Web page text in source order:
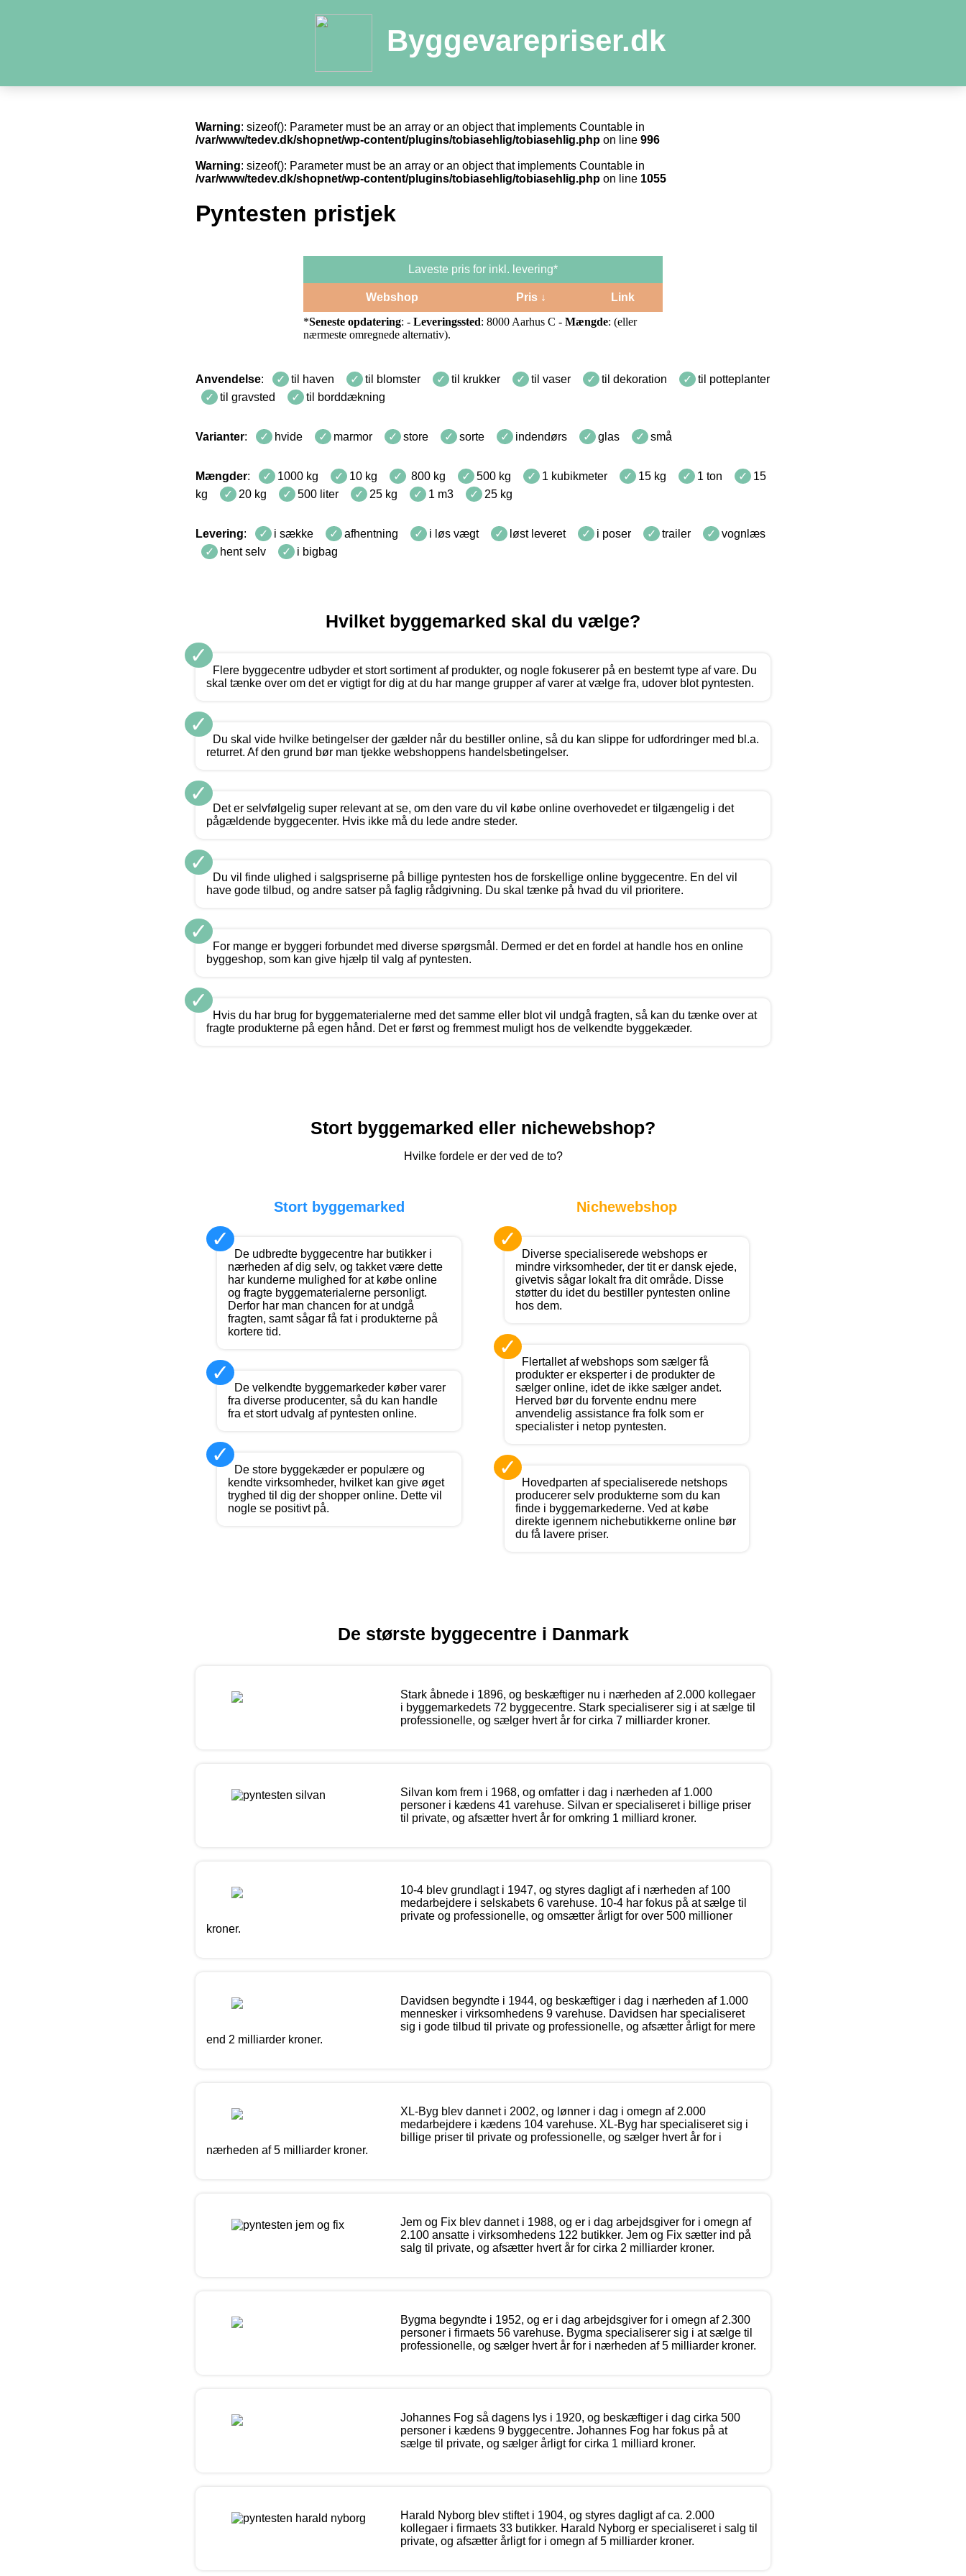
Byggevarepriser.dk
Warning: sizeof(): Parameter must be an array or an object that implements Countable in
/var/www/tedev.dk/shopnet/wp-content/plugins/tobiasehlig/tobiasehlig.php on line 996
Warning: sizeof(): Parameter must be an array or an object that implements Countable in
/var/www/tedev.dk/shopnet/wp-content/plugins/tobiasehlig/tobiasehlig.php on line 1055
Pyntesten pristjek
Laveste pris for inkl. levering*
Webshop Pris ↓
Link
*Seneste opdatering: - Leveringssted: 8000 Aarhus C - Mængde: (eller
nærmeste omregnede alternativ).
Anvendelse: til haven til blomster til krukker til vaser til dekoration
til potteplanter
til gravsted
til borddækning
Varianter: hvide marmor store sorte indendørs glas små
Mængder: 1000 kg 10 kg 800 kg 500 kg 1 kubikmeter 15 kg 1 ton
15
kg
20 kg 500 liter 25 kg 1 m3 25 kg
Levering: i sække afhentning i løs vægt løst leveret i poser trailer
vognlæs
hent selv
i bigbag
Hvilket byggemarked skal du vælge?
✓
Flere byggecentre udbyder et stort sortiment af produkter, og nogle fokuserer på en bestemt type af vare. Du
skal tænke over om det er vigtigt for dig at du har mange grupper af varer at vælge fra, udover blot pyntesten.
✓
Du skal vide hvilke betingelser der gælder når du bestiller online, så du kan slippe for udfordringer med bl.a.
returret. Af den grund bør man tjekke webshoppens handelsbetingelser.
✓
Det er selvfølgelig super relevant at se, om den vare du vil købe online overhovedet er tilgængelig i det
pågældende byggecenter. Hvis ikke må du lede andre steder.
✓
Du vil finde ulighed i salgspriserne på billige pyntesten hos de forskellige online byggecentre. En del vil
have gode tilbud, og andre satser på faglig rådgivning. Du skal tænke på hvad du vil prioritere.
✓
For mange er byggeri forbundet med diverse spørgsmål. Dermed er det en fordel at handle hos en online
byggeshop, som kan give hjælp til valg af pyntesten.
✓
Hvis du har brug for byggematerialerne med det samme eller blot vil undgå fragten, så kan du tænke over at
fragte produkterne på egen hånd. Det er først og fremmest muligt hos de velkendte byggekæder.
Stort byggemarked eller nichewebshop?
Hvilke fordele er der ved de to?
Stort byggemarked
✓
De udbredte byggecentre har butikker i
nærheden af dig selv, og takket være dette
har kunderne mulighed for at købe online
og fragte byggematerialerne personligt.
Derfor har man chancen for at undgå
fragten, samt sågar få fat i produkterne på
kortere tid.
✓
De velkendte byggemarkeder køber varer
fra diverse producenter, så du kan handle
fra et stort udvalg af pyntesten online.
✓
De store byggekæder er populære og
kendte virksomheder, hvilket kan give øget
tryghed til dig der shopper online. Dette vil
nogle se positivt på.
Nichewebshop
✓
Diverse specialiserede webshops er
mindre virksomheder, der tit er dansk ejede,
givetvis sågar lokalt fra dit område. Disse
støtter du idet du bestiller pyntesten online
hos dem.
✓
Flertallet af webshops som sælger få
produkter er eksperter i de produkter de
sælger online, idet de ikke sælger andet.
Herved bør du forvente endnu mere
anvendelig assistance fra folk som er
specialister i netop pyntesten.
✓
Hovedparten af specialiserede netshops
producerer selv produkterne som du kan
finde i byggemarkederne. Ved at købe
direkte igennem nichebutikkerne online bør
du få lavere priser.
De største byggecentre i Danmark
Stark åbnede i 1896, og beskæftiger nu i nærheden af 2.000 kollegaer
i byggemarkedets 72 byggecentre. Stark specialiserer sig i at sælge til
professionelle, og sælger hvert år for cirka 7 milliarder kroner.
Silvan kom frem i 1968, og omfatter i dag i nærheden af 1.000
personer i kædens 41 varehuse. Silvan er specialiseret i billige priser
til private, og afsætter hvert år for omkring 1 milliard kroner.
10-4 blev grundlagt i 1947, og styres dagligt af i nærheden af 100
medarbejdere i selskabets 6 varehuse. 10-4 har fokus på at sælge til
private og professionelle, og omsætter årligt for over 500 millioner
kroner.
Davidsen begyndte i 1944, og beskæftiger i dag i nærheden af 1.000
mennesker i virksomhedens 9 varehuse. Davidsen har specialiseret
sig i gode tilbud til private og professionelle, og afsætter årligt for mere
end 2 milliarder kroner.
XL-Byg blev dannet i 2002, og lønner i dag i omegn af 2.000
medarbejdere i kædens 104 varehuse. XL-Byg har specialiseret sig i
billige priser til private og professionelle, og sælger hvert år for i
nærheden af 5 milliarder kroner.
Jem og Fix blev dannet i 1988, og er i dag arbejdsgiver for i omegn af
2.100 ansatte i virksomhedens 122 butikker. Jem og Fix sætter ind på
salg til private, og afsætter hvert år for cirka 2 milliarder kroner.
Bygma begyndte i 1952, og er i dag arbejdsgiver for i omegn af 2.300
personer i firmaets 56 varehuse. Bygma specialiserer sig i at sælge til
professionelle, og sælger hvert år for i nærheden af 5 milliarder kroner.
Johannes Fog så dagens lys i 1920, og beskæftiger i dag cirka 500
personer i kædens 9 byggecentre. Johannes Fog har fokus på at
sælge til private, og sælger årligt for cirka 1 milliard kroner.
Harald Nyborg blev stiftet i 1904, og styres dagligt af ca. 2.000
kollegaer i firmaets 33 butikker. Harald Nyborg er specialiseret i salg til
private, og afsætter årligt for i omegn af 5 milliarder kroner.